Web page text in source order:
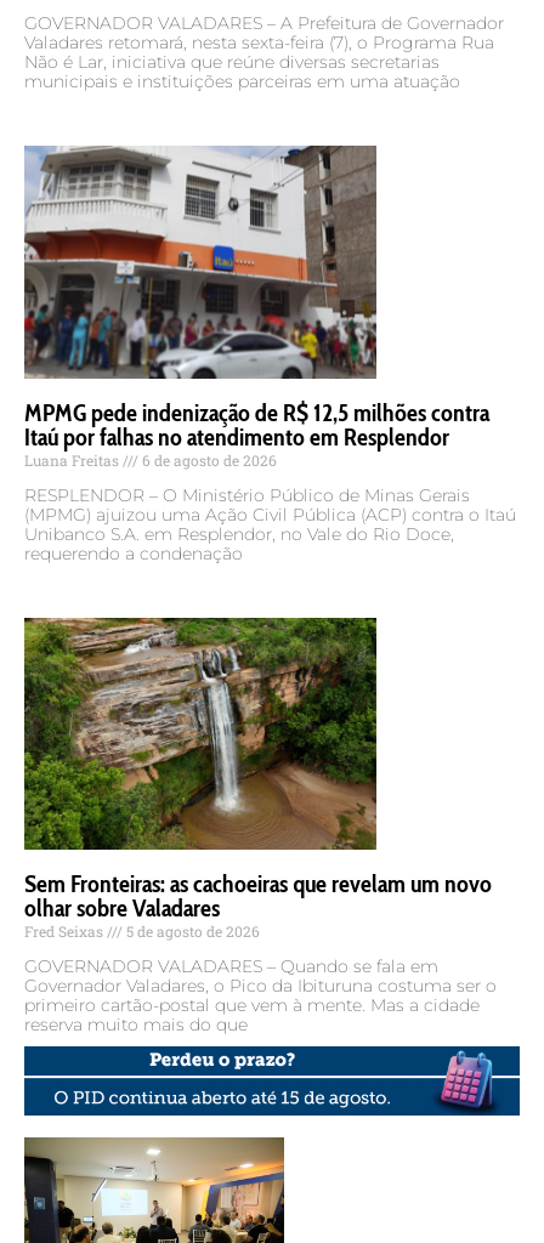
GOVERNADOR VALADARES – A Prefeitura de Governador
Valadares retomará, nesta sexta-feira (7), o Programa Rua
Não é Lar, iniciativa que reúne diversas secretarias
municipais e instituições parceiras em uma atuação
MPMG pede indenização de R$ 12,5 milhões contra
Itaú por falhas no atendimento em Resplendor
Luana Freitas 6 de agosto de 2026
RESPLENDOR – O Ministério Público de Minas Gerais
(MPMG) ajuizou uma Ação Civil Pública (ACP) contra o Itaú
Unibanco S.A. em Resplendor, no Vale do Rio Doce,
requerendo a condenação
Sem Fronteiras: as cachoeiras que revelam um novo
olhar sobre Valadares
Fred Seixas 5 de agosto de 2026
GOVERNADOR VALADARES – Quando se fala em
Governador Valadares, o Pico da Ibituruna costuma ser o
primeiro cartão-postal que vem à mente. Mas a cidade
reserva muito mais do que